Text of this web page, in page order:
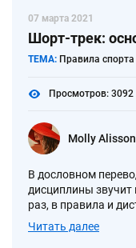
07 марта 2021
Шорт-трек:
ТЕМА: Правила спорта
Просмотров: 3092
Molly Alisson
В дословном
дисциплины звучит
раз, в правила и
Читать далее